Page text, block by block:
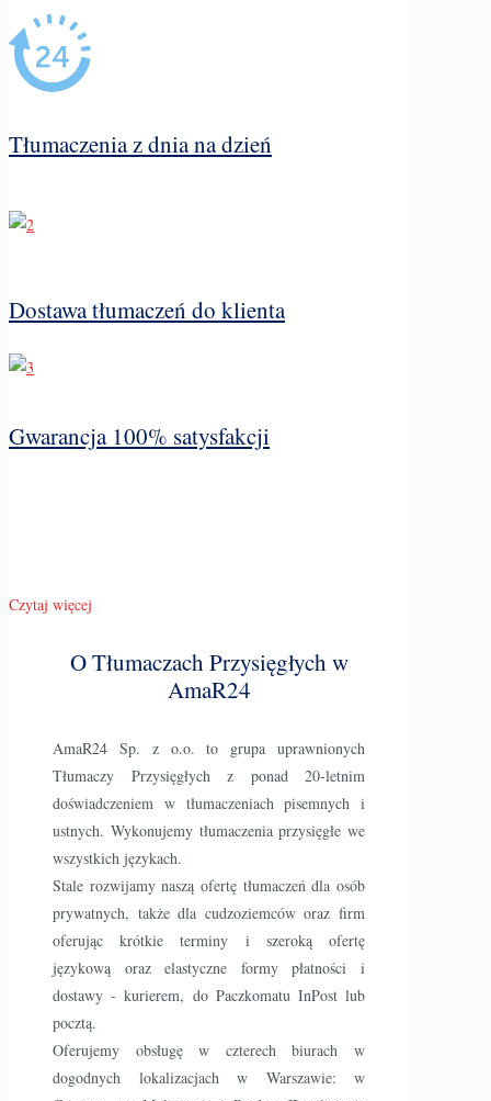
Tłumaczenia z dnia na dzień
Dostawa tłumaczeń do klienta
Gwarancja 100% satysfakcji
Czytaj więcej
O Tłumaczach Przysięgłych w
AmaR24
AmaR24 Sp. z o.o. to grupa uprawnionych
Tłumaczy Przysięgłych z ponad 20-letnim
doświadczeniem w tłumaczeniach pisemnych i
ustnych. Wykonujemy tłumaczenia przysięgłe we
wszystkich językach.
Stale rozwijamy naszą ofertę tłumaczeń dla osób
prywatnych, także dla cudzoziemców oraz firm
oferując krótkie terminy i szeroką ofertę
językową oraz elastyczne formy płatności i
dostawy - kurierem, do Paczkomatu InPost lub
pocztą.
Oferujemy obsługę w czterech biurach w
dogodnych lokalizacjach w Warszawie: w